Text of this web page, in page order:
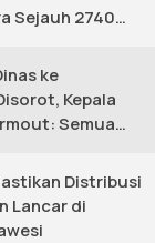
Sejauh 2740
ke
Kepala
Semua
Distribusi
Lancar di